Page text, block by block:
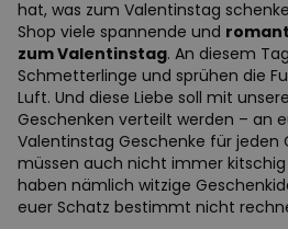
hat, was zum Valentinstag
Shop viele spannende und
zum Valentinstag. An diesem
Schmetterlinge und sprühen die
Luft. Und diese Liebe soll mit
Geschenken verteilt werden – an
Valentinstag Geschenke für jeden
müssen auch nicht immer kitschig
haben nämlich witzige
euer Schatz bestimmt nicht